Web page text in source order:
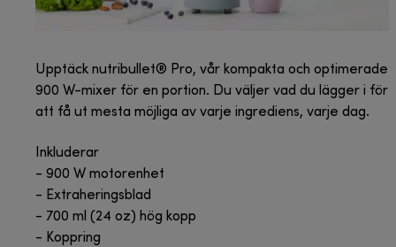
Upptäck nutribullet® Pro, vår kompakta och optimerade
900 W-mixer för en portion. Du väljer vad du lägger i för
att få ut mesta möjliga av varje ingrediens, varje dag.
Inkluderar
- 900 W motorenhet
- Extraheringsblad
- 700 ml (24 oz) hög kopp
- Koppring